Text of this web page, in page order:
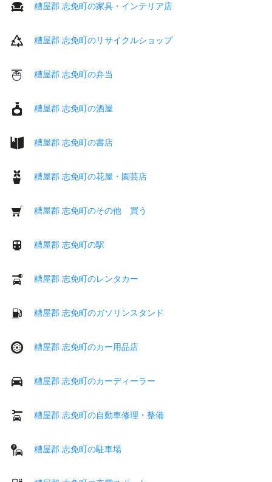
糟屋郡 志免町の家具・インテリア店
糟屋郡 志免町のリサイクルショップ
糟屋郡 志免町の弁当
糟屋郡 志免町の酒屋
糟屋郡 志免町の書店
糟屋郡 志免町の花屋・園芸店
糟屋郡 志免町のその他 買う
糟屋郡 志免町の駅
糟屋郡 志免町のレンタカー
糟屋郡 志免町のガソリンスタンド
糟屋郡 志免町のカー用品店
糟屋郡 志免町のカーディーラー
糟屋郡 志免町の自動車修理・整備
糟屋郡 志免町の駐車場